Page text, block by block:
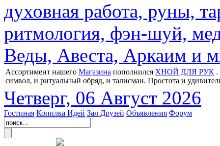
духовная работа, руны,
ритмология, фэн-шуй,
Веды, Авеста, Аркаим и
Ассортимент нашего Магазина пополнился ХНОЙ ДЛЯ РУК .
символ, и ритуальный обряд, и талисман. Простота и
Четверг, 06 Август 2026
Гостиная Копилка Идей Зал Друзей Объявления Форум